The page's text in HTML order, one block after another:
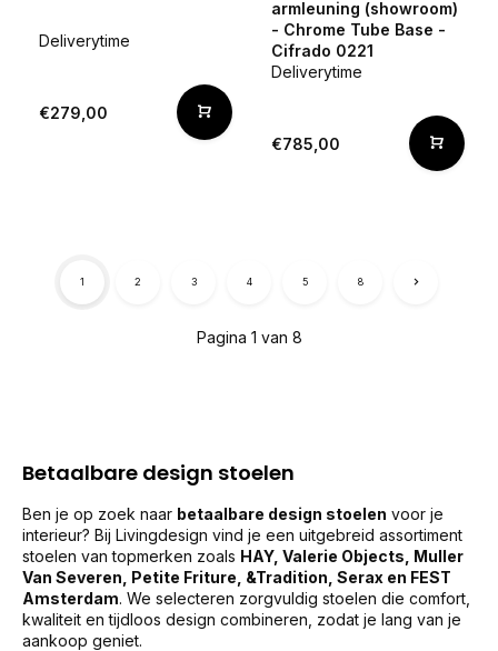
Deliverytime
€279,00
armleuning (showroom)
- Chrome Tube Base -
Cifrado 0221
Deliverytime
€785,00
Pagina 1 van 8
1 2 3 4 5 8
Betaalbare design stoelen
Ben je op zoek naar betaalbare design stoelen voor je
interieur? Bij Livingdesign vind je een uitgebreid assortiment
stoelen van topmerken zoals HAY, Valerie Objects, Muller
Van Severen, Petite Friture, &Tradition, Serax en FEST
Amsterdam. We selecteren zorgvuldig stoelen die comfort,
kwaliteit en tijdloos design combineren, zodat je lang van je
aankoop geniet.